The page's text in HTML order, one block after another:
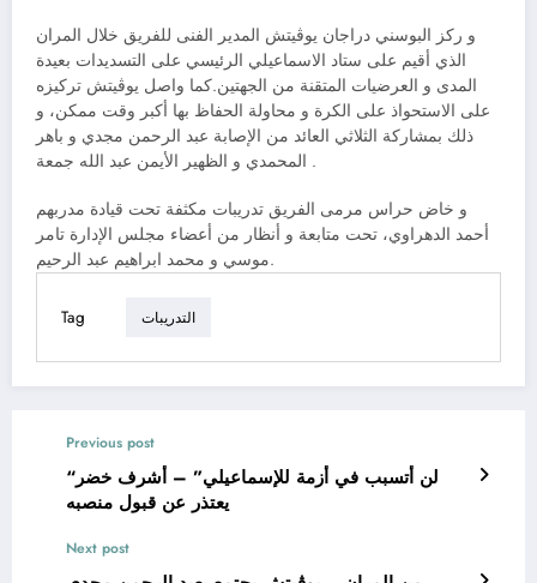
و ركز البوسني دراجان يوڤيتش المدير الفنى للفريق خلال المران
الذي أقيم على ستاد الاسماعيلي الرئيسي على التسديدات بعيدة
المدى و العرضيات المتقنة من الجهتين.كما واصل يوڤيتش تركيزه
على الاستحواذ على الكرة و محاولة الحفاظ بها أكبر وقت ممكن، و
ذلك بمشاركة الثلاثي العائد من الإصابة عبد الرحمن مجدي و باهر
المحمدي و الظهير الأيمن عبد الله جمعة .
و خاض حراس مرمى الفريق تدريبات مكثفة تحت قيادة مدربهم
أحمد الدهراوي، تحت متابعة و أنظار من أعضاء مجلس الإدارة تامر
موسي و محمد ابراهيم عبد الرحيم.
Tag التدريبات
Previous post
“لن أتسبب في أزمة للإسماعيلي” – أشرف خضر
يعتذر عن قبول منصبه
Next post